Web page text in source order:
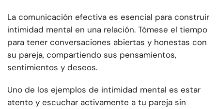
La comunicación efectiva es esencial para construir
intimidad mental en una relación. Tómese el tiempo
para tener conversaciones abiertas y honestas con
su pareja, compartiendo sus pensamientos,
sentimientos y deseos.
Uno de los ejemplos de intimidad mental es estar
atento y escuchar activamente a tu pareja sin